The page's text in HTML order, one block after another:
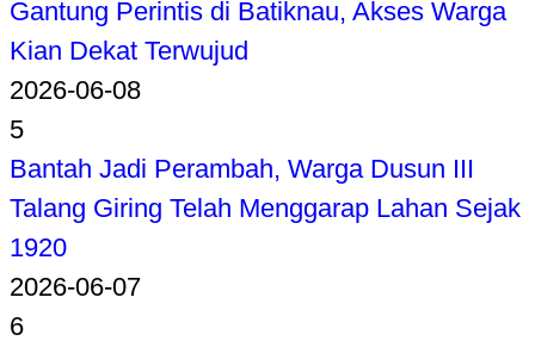
Gantung Perintis di Batiknau, Akses Warga
Kian Dekat Terwujud
2026-06-08
5
Bantah Jadi Perambah, Warga Dusun III
Talang Giring Telah Menggarap Lahan Sejak
1920
2026-06-07
6